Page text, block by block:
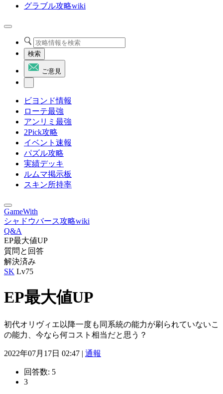
グラブル攻略wiki
検索
ご意見
ビヨンド情報
ローテ最強
アンリミ最強
2Pick攻略
イベント速報
パズル攻略
実績デッキ
ルムマ掲示板
スキン所持率
GameWith
シャドウバース攻略wiki
Q&A
EP最大値UP
質問と回答
解決済み
SK Lv75
EP最大値UP
初代オリヴィエ以降一度も同系統の能力が刷られていないこ
の能力、今なら何コスト相当だと思う？
2022年07月17日 02:47 | 通報
回答数: 5
3